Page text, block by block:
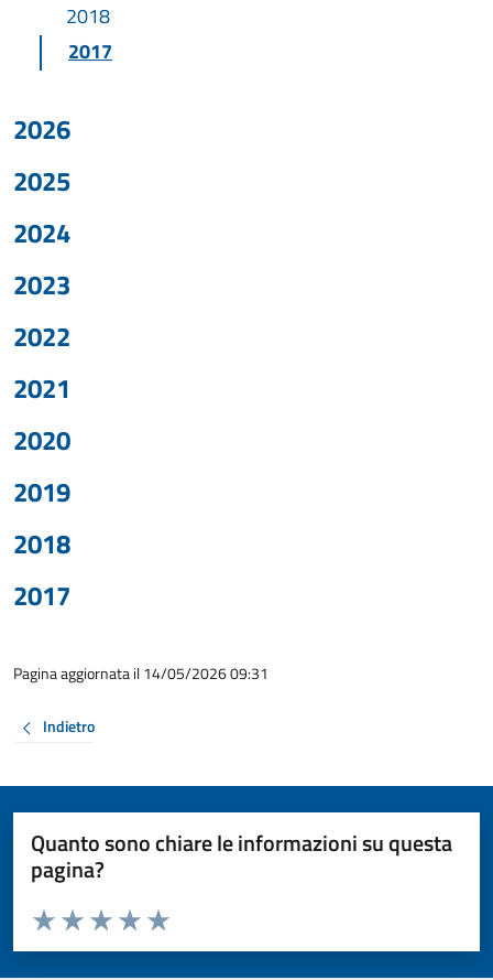
2018
2017
2026
2025
2024
2023
2022
2021
2020
2019
2018
2017
Pagina aggiornata il 14/05/2026 09:31
Indietro
Quanto sono chiare le informazioni su questa
pagina?
Valuta da 1 a 5 stelle la pagina
Valuta 5 stelle su 5
Valuta 4 stelle su 5
Valuta 3 stelle su 5
Valuta 2 stelle su 5
Valuta 1 stelle su 5